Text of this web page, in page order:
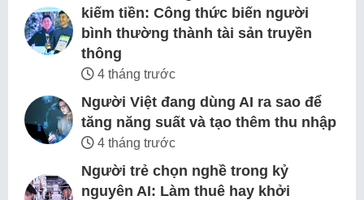
kiếm tiền: Công thức biến người
bình thường thành tài sản truyền
thông
4 tháng trước
Người Việt đang dùng AI ra sao để
tăng năng suất và tạo thêm thu nhập
4 tháng trước
Người trẻ chọn nghề trong kỷ
nguyên AI: Làm thuê hay khởi